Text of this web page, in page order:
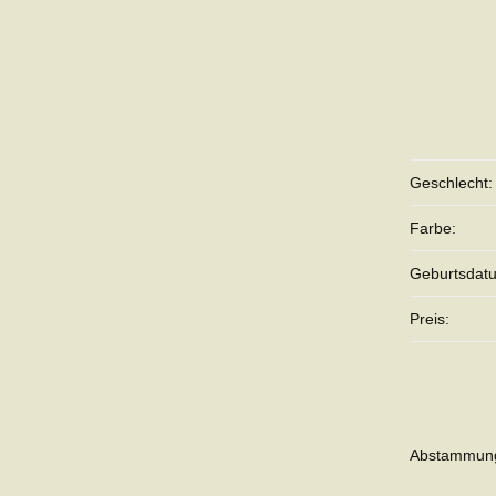
Geschlecht:
Farbe:
Preis: